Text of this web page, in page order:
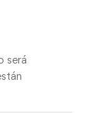
será